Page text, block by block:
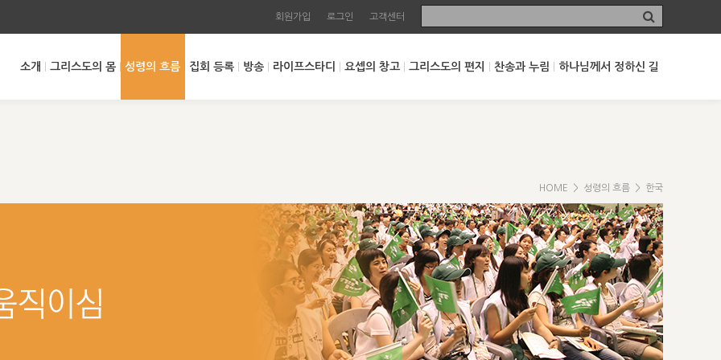
회원가입 로그인 고객센터
소개 그리스도의 몸 성령의 흐름 집회 등록 방송 라이프스타디 요셉의 창고 그리스도의 편지 찬송과 누림 하나님께서 정하신 길
HOME > 성령의 흐름 > 한국